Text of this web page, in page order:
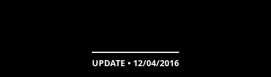
UPDATE • 12/04/2016